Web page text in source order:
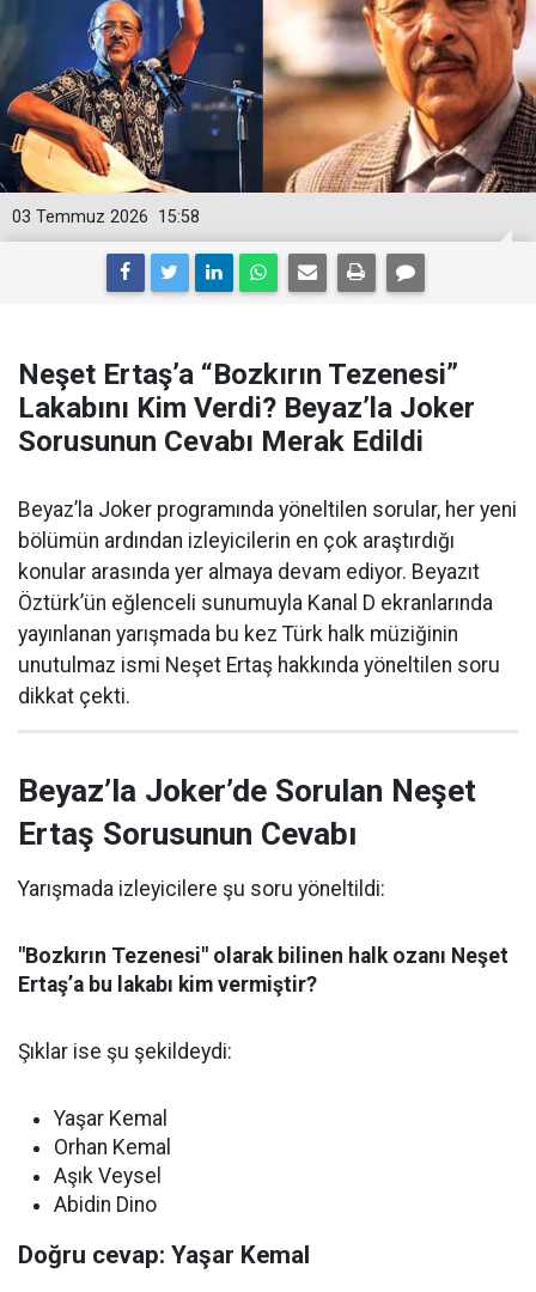
15:58
03 Temmuz 2026
Neşet Ertaş’a “Bozkırın Tezenesi”
Lakabını Kim Verdi? Beyaz’la Joker
Sorusunun Cevabı Merak Edildi
Beyaz’la Joker programında yöneltilen sorular, her yeni
bölümün ardından izleyicilerin en çok araştırdığı
konular arasında yer almaya devam ediyor. Beyazıt
Öztürk’ün eğlenceli sunumuyla Kanal D ekranlarında
yayınlanan yarışmada bu kez Türk halk müziğinin
unutulmaz ismi Neşet Ertaş hakkında yöneltilen soru
dikkat çekti.
Beyaz’la Joker’de Sorulan Neşet
Ertaş Sorusunun Cevabı
Yarışmada izleyicilere şu soru yöneltildi:
"Bozkırın Tezenesi" olarak bilinen halk ozanı Neşet
Ertaş’a bu lakabı kim vermiştir?
Şıklar ise şu şekildeydi:
Yaşar Kemal
Orhan Kemal
Aşık Veysel
Abidin Dino
Doğru cevap: Yaşar Kemal